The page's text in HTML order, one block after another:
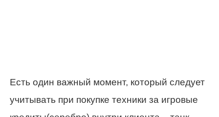
Есть один важный момент, который следует
учитывать при покупке техники за игровые